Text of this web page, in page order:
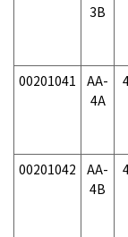
3B
00201041
AA-
4A
00201042
AA-
4B